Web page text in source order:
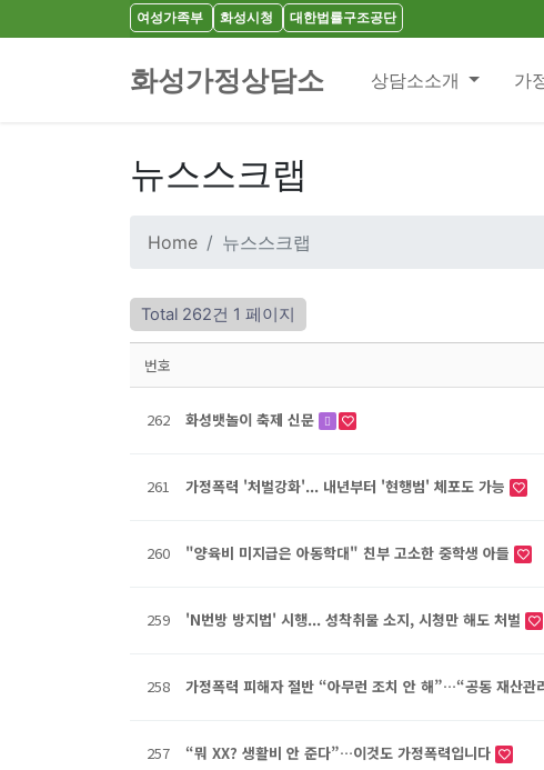
여성가족부 화성시청 대한법률구조공단
화성가정상담소 상담소소개 가
뉴스스크랩
Home 뉴스스크랩
Total 262건 1 페이지
번호
262 화성뱃놀이 축제 신문
261 가정폭력 '처벌강화'... 내년부터 '현행범' 체포도 가능
260 "양육비 미지급은 아동학대" 친부 고소한 중학생 아들
259 'N번방 방지법' 시행... 성착취물 소지, 시청만 해도 처벌
258 가정폭력 피해자 절반 “아무런 조치 안 해”…“공동 재산관
257 “뭐 XX? 생활비 안 준다”…이것도 가정폭력입니다